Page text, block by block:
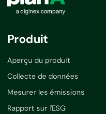
Produit
Aperçu du produit
Collecte de données
Mesurer les émissions
Rapport sur l'ESG